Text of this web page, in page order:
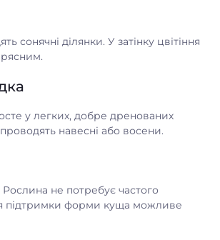
сонячні ділянки. У затінку цвітіння
у легких, добре дренованих
навесні або восени.
не потребує частого
підтримки форми куща можливе